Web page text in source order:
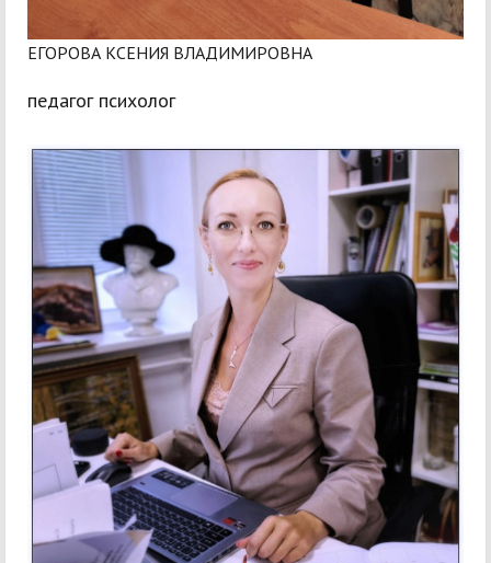
ЕГОРОВА КСЕНИЯ ВЛАДИМИРОВНА
педагог психолог